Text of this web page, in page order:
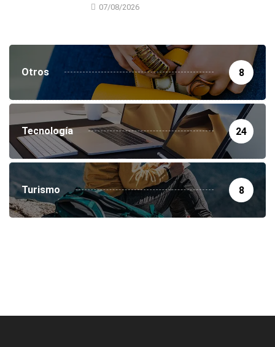
07/08/2026
Otros 8
Tecnología 24
Turismo 8